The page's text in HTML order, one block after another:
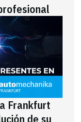
Frankfurt
de su